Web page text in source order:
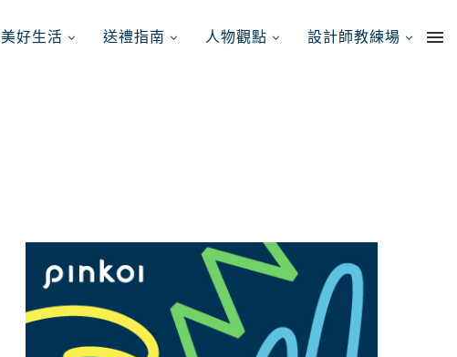
美好生活 送禮指南 人物觀點 設計師教練場